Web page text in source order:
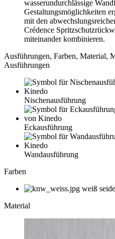
wasserundurchlässige
Gestaltungsmöglichkeiten
mit den
Crédence
miteinander kombinieren.
Ausführungen, Farben, Material,
Ausführungen
Nischenausführung
Eckausführung
Wandausführung
Farben
weiß
Material